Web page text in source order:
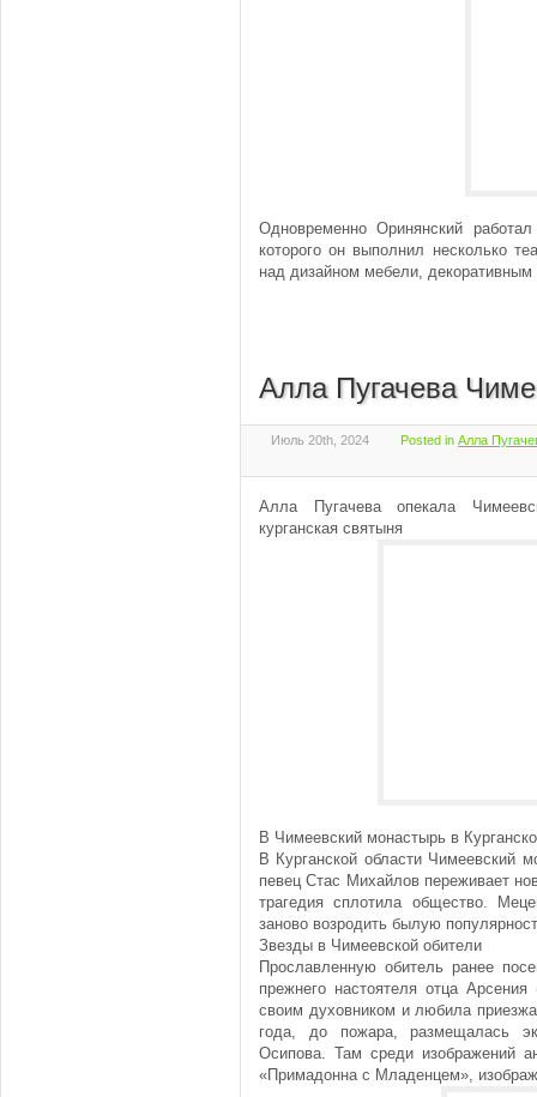
Одновременно Оринянский
которого он выполнил несколько
над дизайном мебели,
Алла Пугачева
Июль 20th, 2024 Posted in Алла
Алла Пугачева опекала
курганская святыня
В Чимеевский монастырь в
В Курганской области Чимеевский
певец Стас Михайлов переживает
трагедия сплотила общество.
заново возродить былую
Звезды в Чимеевской обители
Прославленную обитель ранее
прежнего настоятеля отца
своим духовником и любила
года, до пожара, размещалась
Осипова. Там среди изображений
«Примадонна с Младенцем»,